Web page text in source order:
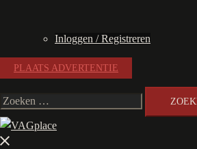
Inloggen / Registreren
PLAATS ADVERTENTIE
Zoeken
naar:
Menu